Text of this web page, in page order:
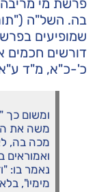
פרשת מי
בה. השל"ה
שמופיעים
דורשים חכמים
כ'-כ"א, מ"ד
ומשום כך
משה את
מכה בה,
נאמר בו:
מימיו",